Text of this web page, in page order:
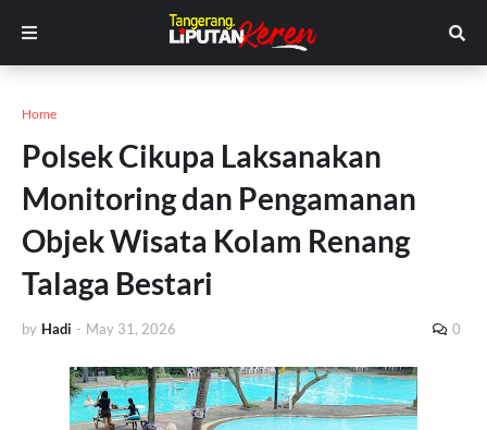
Home
Polsek Cikupa Laksanakan
Monitoring dan Pengamanan
Objek Wisata Kolam Renang
Talaga Bestari
by Hadi - May 31, 2026 0